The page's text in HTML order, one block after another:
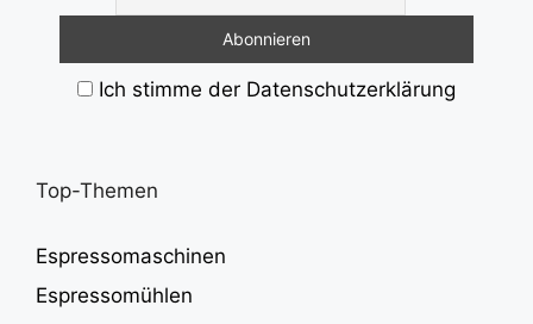
Ich stimme der Datenschutzerklärung
Top-Themen
Espressomaschinen
Espressomühlen